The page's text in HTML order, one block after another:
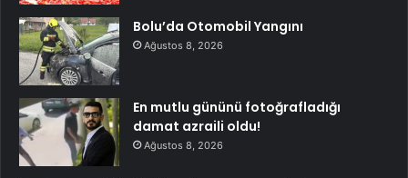
Bolu’da Otomobil Yangını
Ağustos 8, 2026
En mutlu gününü fotoğrafladığı
damat azraili oldu!
Ağustos 8, 2026